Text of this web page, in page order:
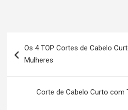
Os 4 TOP Cortes de Cabelo
Mulheres
Corte de Cabelo Curto com